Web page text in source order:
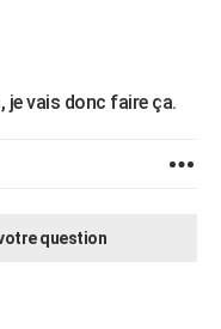
je vais donc faire ça.
question